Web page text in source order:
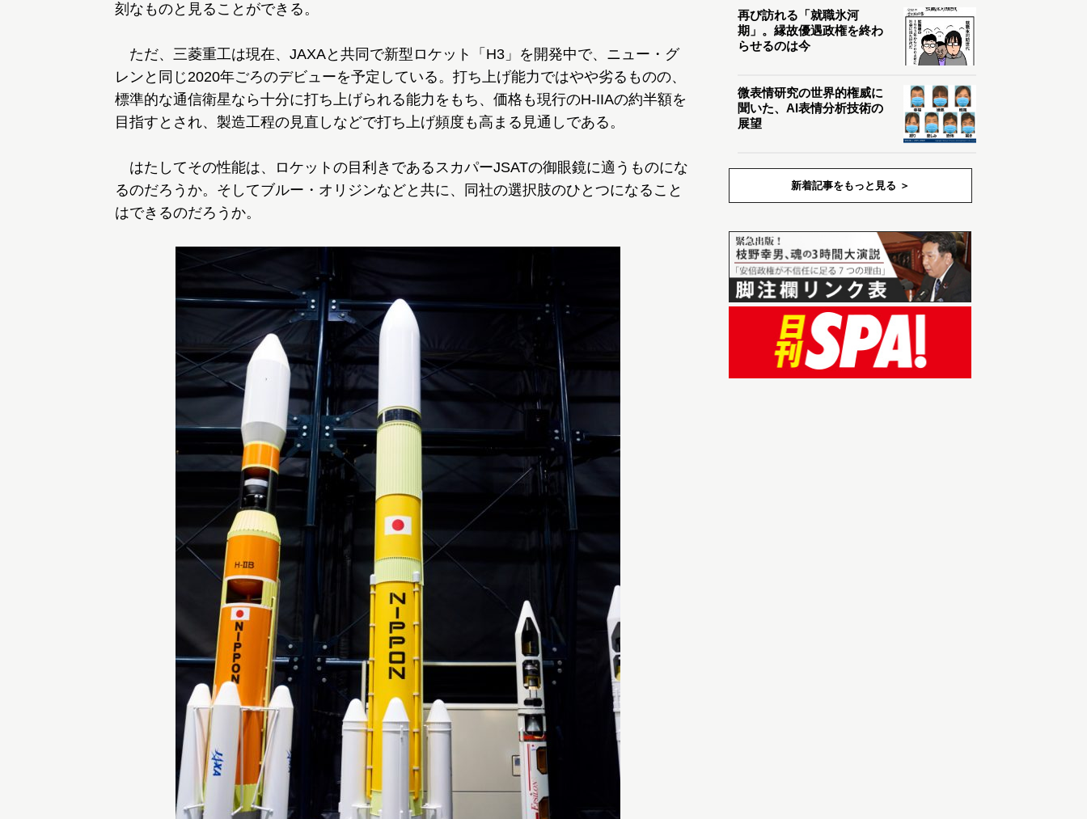
刻なものと見ることができる。
ただ、三菱重工は現在、JAXAと共同で新型ロケット「H3」を開発中で、ニュー・グ
レンと同じ2020年ごろのデビューを予定している。打ち上げ能力ではやや劣るものの、
標準的な通信衛星なら十分に打ち上げられる能力をもち、価格も現行のH-IIAの約半額を
目指すとされ、製造工程の見直しなどで打ち上げ頻度も高まる見通しである。
はたしてその性能は、ロケットの目利きであるスカパーJSATの御眼鏡に適うものにな
るのだろうか。そしてブルー・オリジンなどと共に、同社の選択肢のひとつになること
はできるのだろうか。
再び訪れる「就職氷河
期」。縁故優遇政権を終わ
らせるのは今
微表情研究の世界的権威に
聞いた、AI表情分析技術の
展望
新着記事をもっと見る